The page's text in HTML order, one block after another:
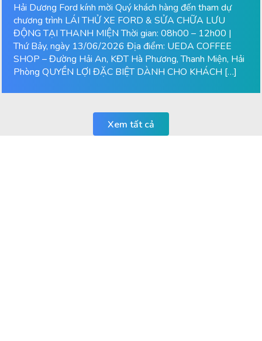
Hải Dương Ford kính mời Quý khách hàng đến tham dự
chương trình LÁI THỬ XE FORD & SỬA CHỮA LƯU
ĐỘNG TẠI THANH MIỆN Thời gian: 08h00 – 12h00 |
Thứ Bảy, ngày 13/06/2026 Địa điểm: UEDA COFFEE
SHOP – Đường Hải An, KĐT Hà Phương, Thanh Miện, Hải
Phòng QUYỀN LỢI ĐẶC BIỆT DÀNH CHO KHÁCH […]
Xem tất cả